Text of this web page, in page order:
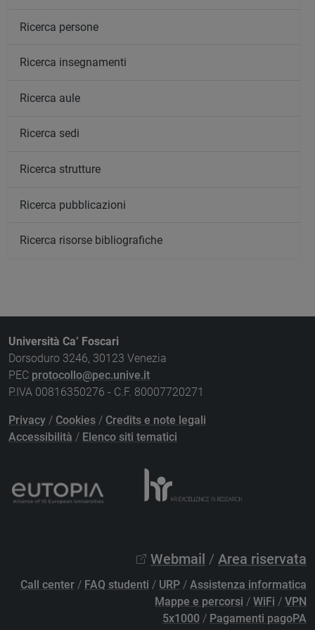
Ricerca persone
Ricerca insegnamenti
Ricerca aule
Ricerca sedi
Ricerca strutture
Ricerca pubblicazioni
Ricerca risorse bibliografiche
Università Ca’ Foscari
Dorsoduro 3246, 30123 Venezia
PEC protocollo@pec.unive.it
P.IVA 00816350276 - C.F. 80007720271
Privacy / Cookies / Credits e note legali
Accessibilità / Elenco siti tematici
Webmail / Area riservata
Call center / FAQ studenti / URP / Assistenza informatica
Mappe e percorsi / WiFi / VPN
5x1000 / Pagamenti pagoPA